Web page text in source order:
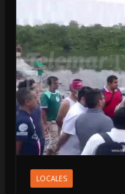
LOCALES